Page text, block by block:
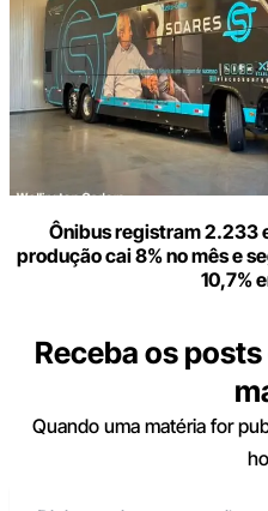
Ônibus registram 2.233
produção cai 8% no mês e
10,7%
Receba os
Quando uma matéria for